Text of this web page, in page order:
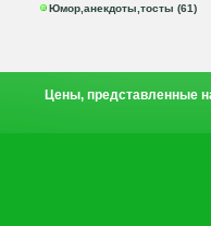
Юмор,анекдоты,тосты (61)
Цены, представленные